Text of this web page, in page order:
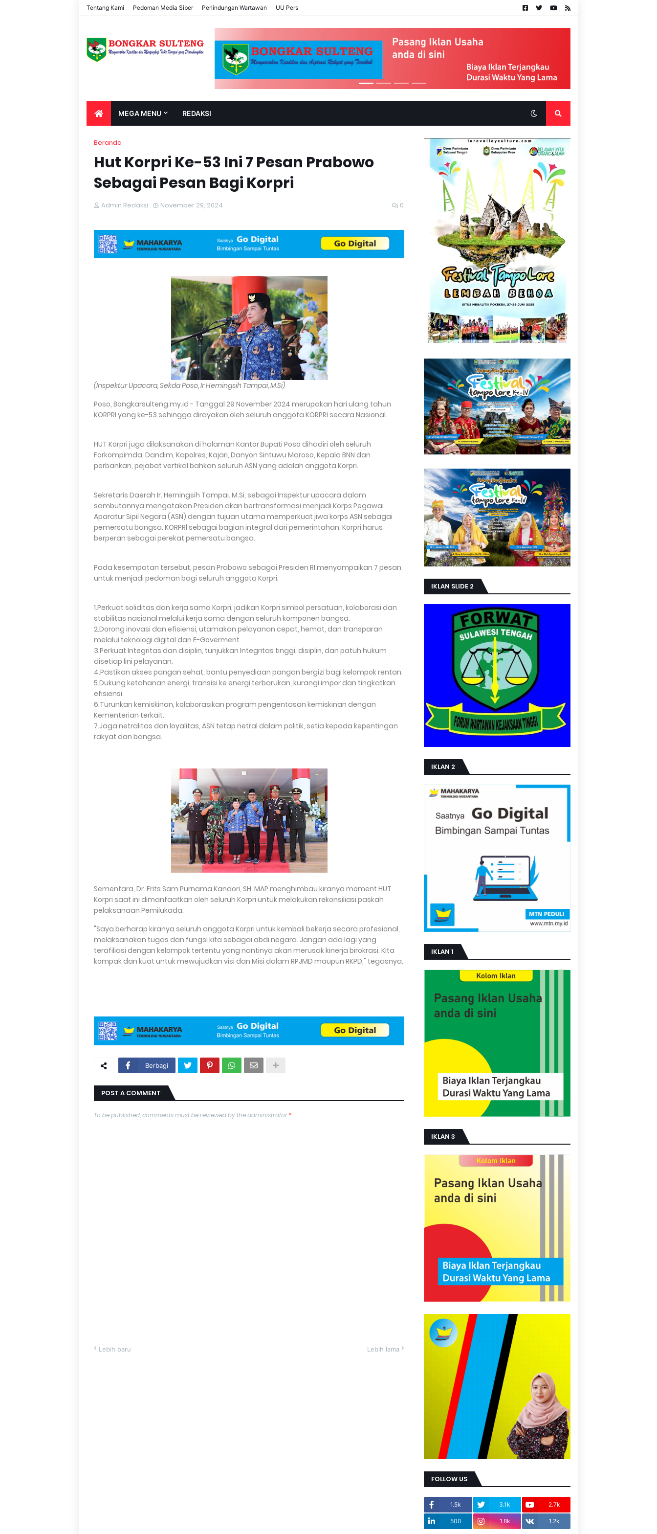
Tentang Kami Pedoman Media Siber Perlindungan Wartawan UU Pers
MEGA MENU REDAKSI
Beranda
Hut Korpri Ke-53 Ini 7 Pesan Prabowo
Sebagai Pesan Bagi Korpri
Admin Redaksi November 29, 2024 0
(Inspektur Upacara, Sekda Poso, Ir Herningsih Tampai, M.Si)
Poso, Bongkarsulteng.my.id - Tanggal 29 November 2024 merupakan hari ulang tahun
KORPRI yang ke-53 sehingga dirayakan oleh seluruh anggota KORPRI secara Nasional.
HUT Korpri juga dilaksanakan di halaman Kantor Bupati Poso dihadiri oleh seluruh
Forkompimda, Dandim, Kapolres, Kajari, Danyon Sintuwu Maroso, Kepala BNN dan
perbankan, pejabat vertikal bahkan seluruh ASN yang adalah anggota Korpri.
Sekretaris Daerah Ir. Herningsih Tampai. M.Si, sebagai Inspektur upacara dalam
sambutannya mengatakan Presiden akan bertransformasi menjadi Korps Pegawai
Aparatur Sipil Negara (ASN) dengan tujuan utama memperkuat jiwa korps ASN sebagai
pemersatu bangsa. KORPRl sebagai bagian integral dari pemerintahan. Korpri harus
berperan sebagai perekat pemersatu bangsa.
Pada kesempatan tersebut, pesan Prabowo sebagai Presiden RI menyampaikan 7 pesan
untuk menjadi pedoman bagi seluruh anggota Korpri.
1.Perkuat soliditas dan kerja sama Korpri, jadikan Korpri simbol persatuan, kolaborasi dan
stabilitas nasional melalui kerja sama dengan seluruh komponen bangsa.
2.Dorong inovasi dan efisiensi, utamakan pelayanan cepat, hemat, dan transparan
melalui teknologi digital dan E-Goverment.
3.Perkuat Integritas dan disiplin, tunjukkan Integritas tinggi, disiplin, dan patuh hukum
disetiap lini pelayanan.
4.Pastikan akses pangan sehat, bantu penyediaan pangan bergizi bagi kelompok rentan.
5.Dukung ketahanan energi, transisi ke energi terbarukan, kurangi impor dan tingkatkan
efisiensi.
6.Turunkan kemiskinan, kolaborasikan program pengentasan kemiskinan dengan
Kementerian terkait.
7.Jaga netralitas dan loyalitas, ASN tetap netral dalam politik, setia kepada kepentingan
rakyat dan bangsa.
Sementara, Dr. Frits Sam Purnama Kandori, SH, MAP menghimbau kiranya moment HUT
Korpri saat ini dimanfaatkan oleh seluruh Korpri untuk melakukan rekonsiliasi paskah
pelaksanaan Pemilukada.
"Saya berharap kiranya seluruh anggota Korpri untuk kembali bekerja secara profesional,
melaksanakan tugas dan fungsi kita sebagai abdi negara. Jangan ada lagi yang
terafiliasi dengan kelompok tertentu yang nantinya akan merusak kinerja birokrasi. Kita
kompak dan kuat untuk mewujudkan visi dan Misi dalam RPJMD maupun RKPD," tegasnya.
Berbagi
POST A COMMENT
To be published, comments must be reviewed by the administrator*
Lebih baru Lebih lama
IKLAN SLIDE 2
IKLAN 2
IKLAN 1
IKLAN 3
FOLLOW US
1.5k 3.1k 2.7k
500 1.8k 1.2k